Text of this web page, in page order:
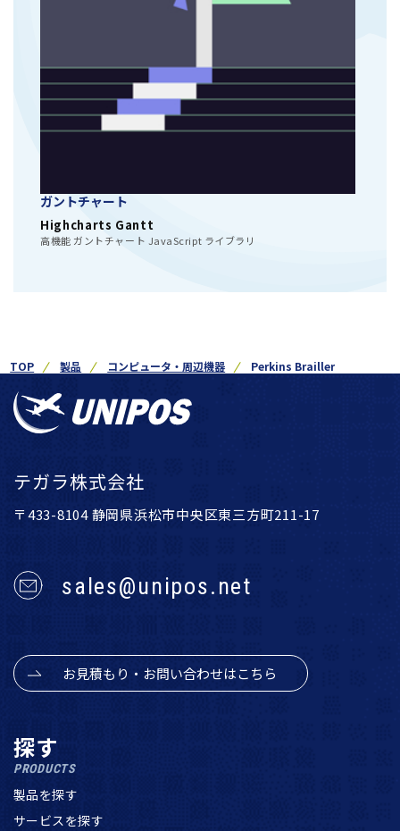
ガントチャート
Highcharts Gantt
高機能 ガントチャート JavaScript ライブラリ
TOP 製品 コンピュータ・周辺機器 Perkins Brailler
テガラ株式会社
〒433-8104 静岡県浜松市中央区東三方町211-17
sales@unipos.net
お見積もり・お問い合わせはこちら
探す
PRODUCTS
製品を探す
サービスを探す